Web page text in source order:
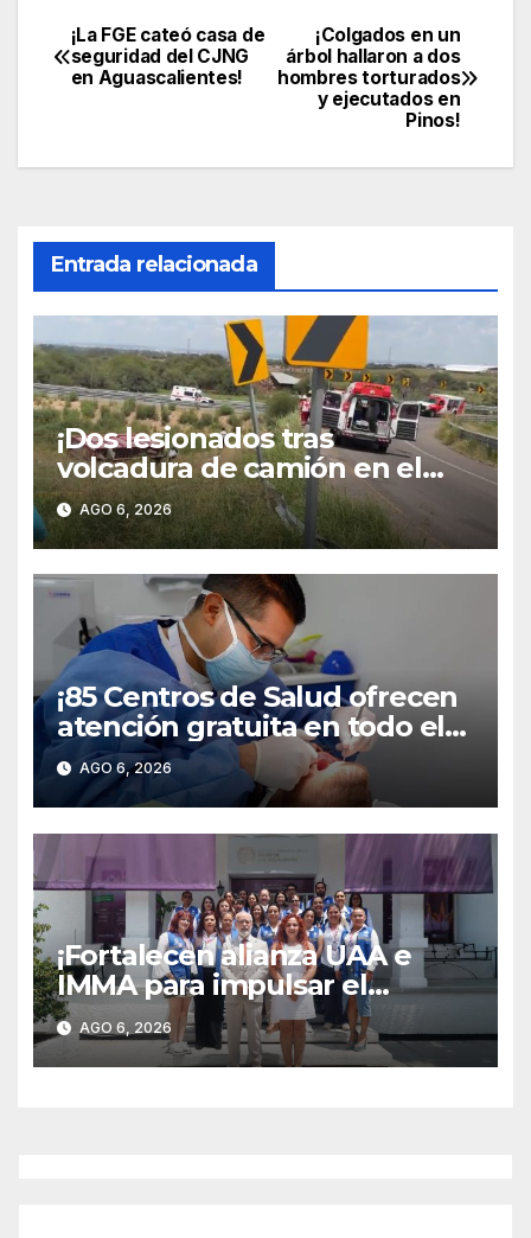
Navegación
de
¡Colgados en un
árbol hallaron a dos
hombres torturados
y ejecutados en
Pinos!
¡La FGE cateó casa de
seguridad del CJNG
en Aguascalientes!
Entrada relacionada
¡Dos lesionados tras
volcadura de camión en el
libramiento carretero
poniente!
AGO 6, 2026
¡85 Centros de Salud ofrecen
atención gratuita en todo el
territorio estatal!
AGO 6, 2026
¡Fortalecen alianza UAA e
IMMA para impulsar el
desarrollo integral de las
mujeres universitarias!
AGO 6, 2026